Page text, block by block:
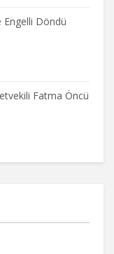
Döndü
Fatma Öncü